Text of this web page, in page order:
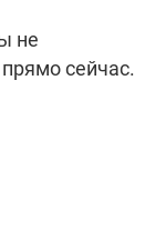
не
сейчас.